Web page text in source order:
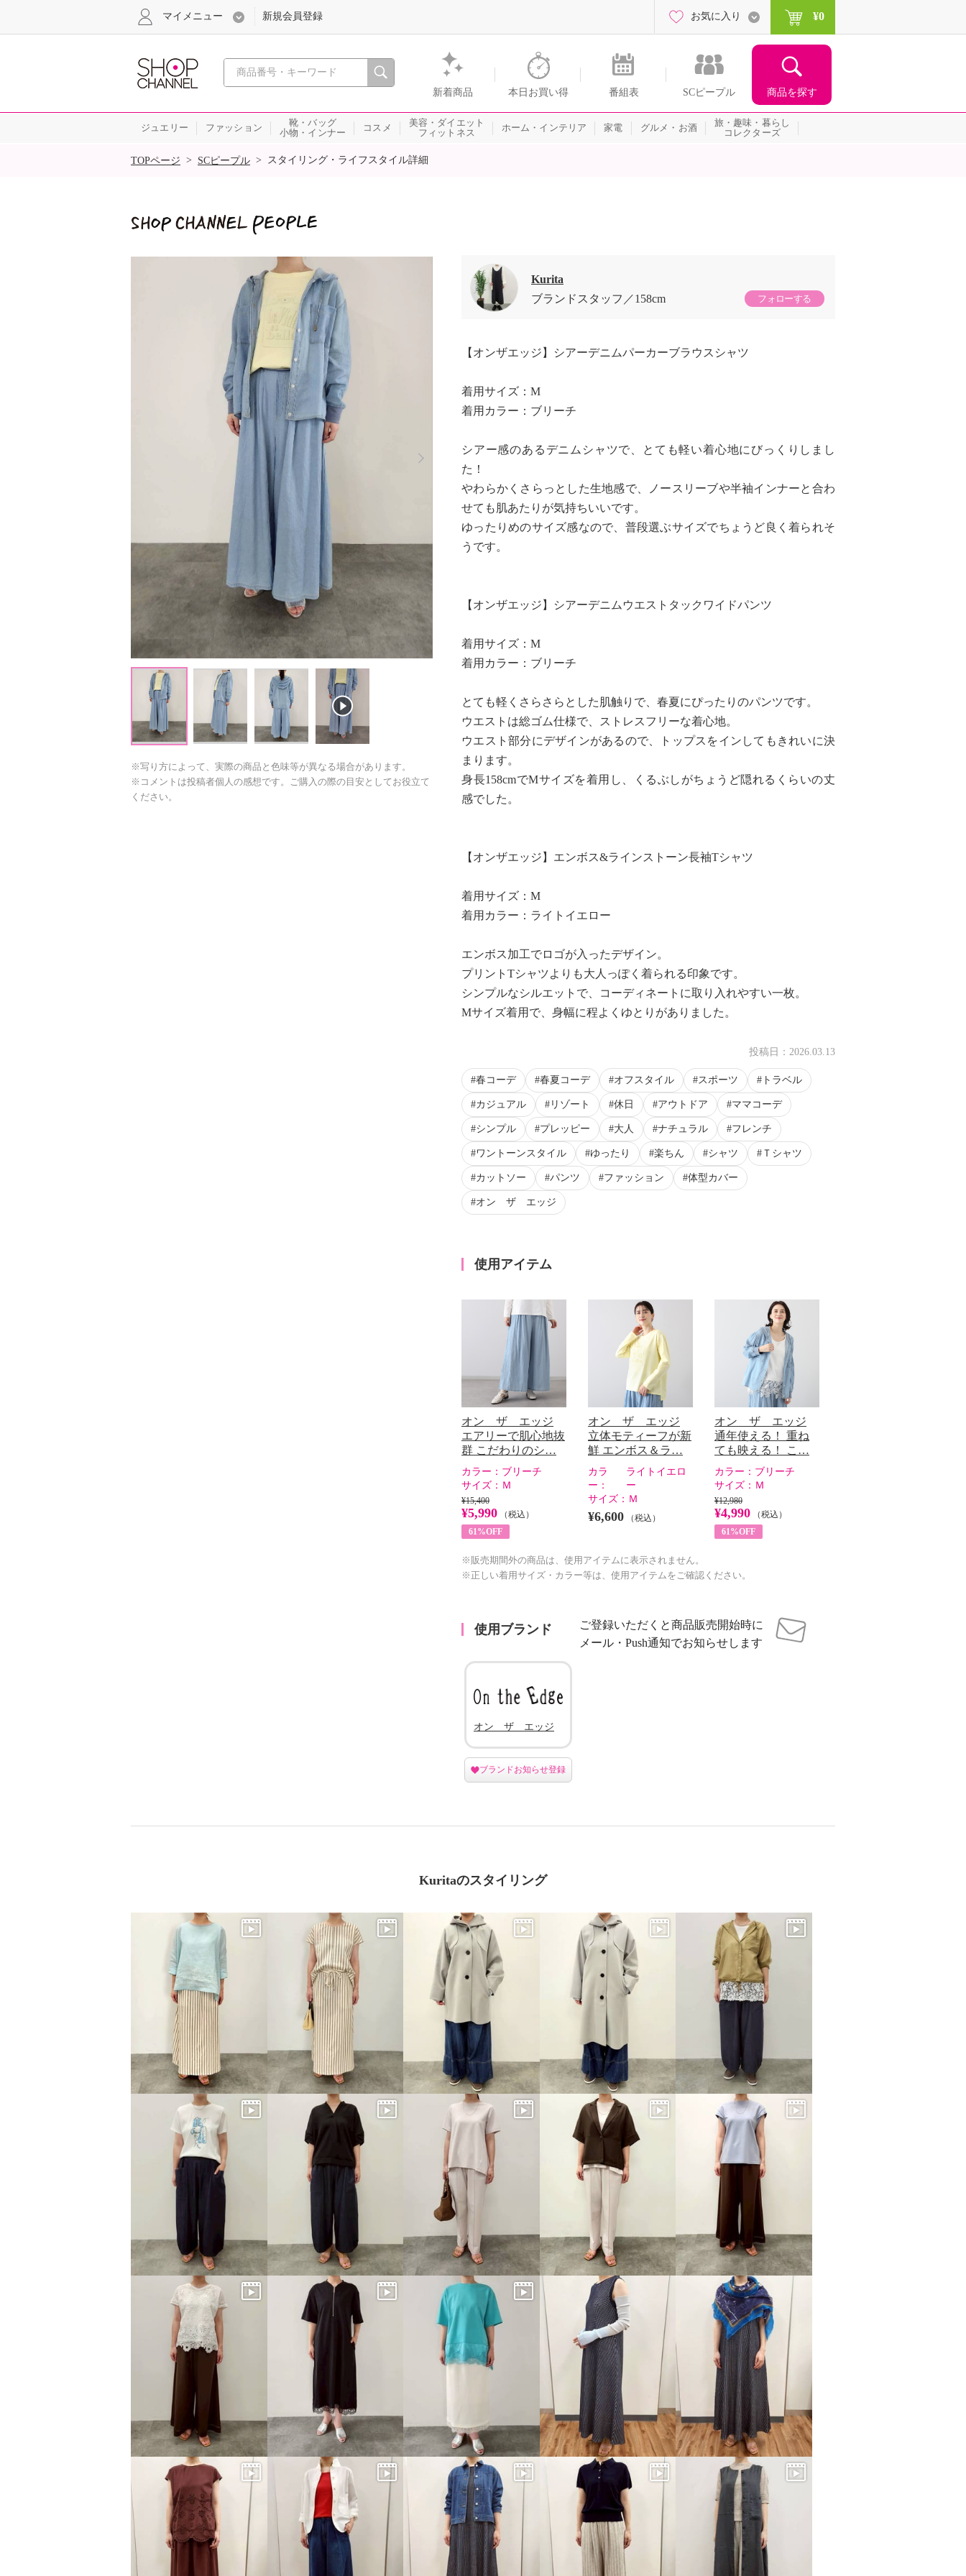
心おどる、瞬間を。通販・テレビショッピングのショップチャンネル
新着商品 本日お買い得 番組表 SCピープル 商品を探す
マイメニュー 新規会員登録 お気に入り ¥0
ジュエリー ファッション
靴・バッグ
小物・インナー
コスメ
美容・ダイエット
フィットネス
ホーム・インテリア 家電 グルメ・お酒
旅・趣味・暮らし
コレクターズ
SALE
TOPページ > SCピープル > スタイリング・ライフスタイル詳細
※写り方によって、実際の商品と色味等が異なる場合があります。
※コメントは投稿者個人の感想です。ご購入の際の目安としてお役立て
ください。
Kurita
ブランドスタッフ
158cm フォローする
【オンザエッジ】シアーデニムパーカーブラウスシャツ
着用サイズ：M
着用カラー：ブリーチ
シアー感のあるデニムシャツで、とても軽い着心地にびっくりしまし
た！
やわらかくさらっとした生地感で、ノースリーブや半袖インナーと合わ
せても肌あたりが気持ちいいです。
ゆったりめのサイズ感なので、普段選ぶサイズでちょうど良く着られそ
うです。
【オンザエッジ】シアーデニムウエストタックワイドパンツ
着用サイズ：M
着用カラー：ブリーチ
とても軽くさらさらとした肌触りで、春夏にぴったりのパンツです。
ウエストは総ゴム仕様で、ストレスフリーな着心地。
ウエスト部分にデザインがあるので、トップスをインしてもきれいに決
まります。
身長158cmでMサイズを着用し、くるぶしがちょうど隠れるくらいの丈
感でした。
【オンザエッジ】エンボス&ラインストーン長袖Tシャツ
着用サイズ：M
着用カラー：ライトイエロー
エンボス加工でロゴが入ったデザイン。
プリントTシャツよりも大人っぽく着られる印象です。
シンプルなシルエットで、コーディネートに取り入れやすい一枚。
Mサイズ着用で、身幅に程よくゆとりがありました。
投稿日： 2026.03.13
春コーデ 春夏コーデ オフスタイル スポーツ トラベル
カジュアル リゾート 休日 アウトドア ママコーデ
シンプル プレッピー 大人 ナチュラル フレンチ
ワントーンスタイル ゆったり 楽ちん シャツ Ｔシャツ
カットソー パンツ ファッション 体型カバー
オン ザ エッジ
使用アイテム
オン ザ エッジ
エアリーで肌心地抜
群 こだわりのシ…
カラー： ブリーチ
サイズ： Ｍ
¥15,400
¥5,990
（税込）
61%OFF
オン ザ エッジ
立体モティーフが新
鮮 エンボス＆ラ…
カラ
ー：
ライトイエロ
ー
サイズ： Ｍ
¥6,600 （税込）
オン ザ エッジ
通年使える！ 重ね
ても映える！ こ…
カラー： ブリーチ
サイズ： Ｍ
¥12,980
¥4,990
（税込）
61%OFF
※販売期間外の商品は、使用アイテムに表示されません。
※正しい着用サイズ・カラー等は、使用アイテムをご確認ください。
使用ブランド
ご登録いただくと商品販売開始時に
メール・Push通知でお知らせします
オン ザ エッジ
ブランドお知らせ登録
Kuritaのスタイリング